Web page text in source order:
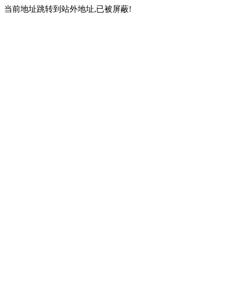
当前地址跳转到站外地址,已被屏蔽!